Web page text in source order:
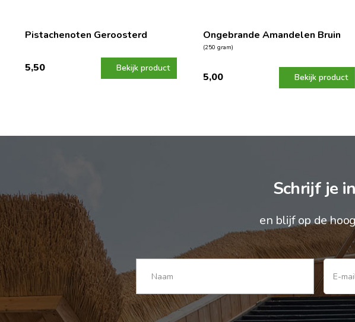
Pistachenoten Geroosterd
5,50 Bekijk product
Ongebrande Amandelen Bruin
(250 gram)
5,00 Bekijk product
Schrijf je
en blijf op de